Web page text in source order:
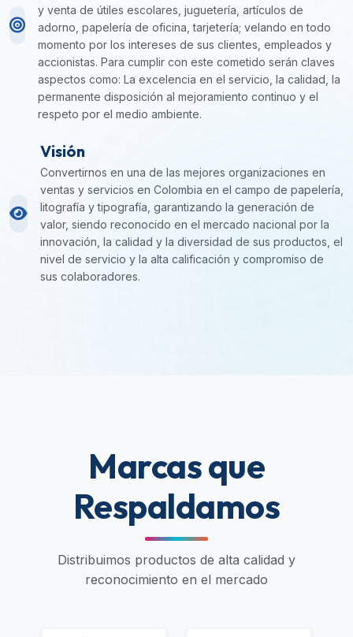
y venta de útiles escolares, juguetería, artículos de
adorno, papelería de oficina, tarjetería; velando en todo
momento por los intereses de sus clientes, empleados y
accionistas. Para cumplir con este cometido serán claves
aspectos como: La excelencia en el servicio, la calidad, la
permanente disposición al mejoramiento continuo y el
respeto por el medio ambiente.
Visión
Convertirnos en una de las mejores organizaciones en
ventas y servicios en Colombia en el campo de papelería,
litografía y tipografía, garantizando la generación de
valor, siendo reconocido en el mercado nacional por la
innovación, la calidad y la diversidad de sus productos, el
nivel de servicio y la alta calificación y compromiso de
sus colaboradores.
Marcas que
Respaldamos
Distribuimos productos de alta calidad y
reconocimiento en el mercado